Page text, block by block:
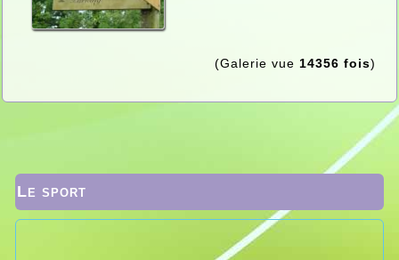
(Galerie vue 14356 fois)
Le sport